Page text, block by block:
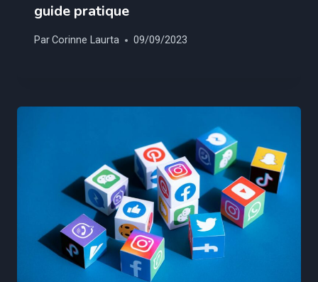
guide pratique
ParCorinne Laurta 09/09/2023